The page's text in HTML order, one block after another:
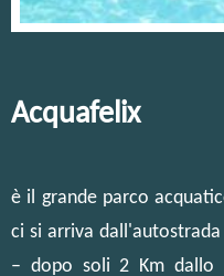
Acquafelix
è il grande parco
ci si arriva
– dopo soli 2 Km dallo